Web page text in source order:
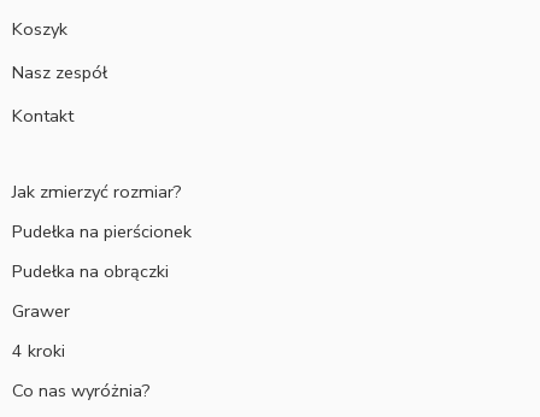
Koszyk
Nasz zespół
Kontakt
Jak zmierzyć rozmiar?
Pudełka na pierścionek
Pudełka na obrączki
Grawer
4 kroki
Co nas wyróżnia?